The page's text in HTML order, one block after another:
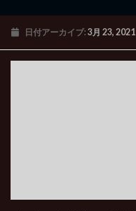
日付アーカイブ:3月 23, 2021